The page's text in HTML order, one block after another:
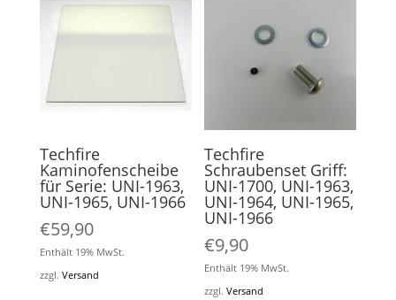
Techfire
Kaminofenscheibe
für Serie: UNI-1963,
UNI-1965, UNI-1966
€59,90
Enthält 19% MwSt.
zzgl. Versand
Techfire
Schraubenset Griff:
UNI-1700, UNI-1963,
UNI-1964, UNI-1965,
UNI-1966
€9,90
Enthält 19% MwSt.
zzgl.Versand